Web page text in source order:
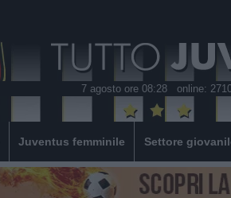
7 agosto ore 08:28 online:
Juventus femminile Settore